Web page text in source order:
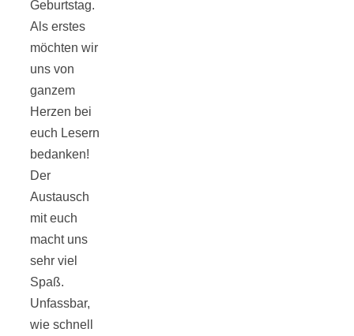
Geburtstag.
Als erstes
möchten wir
uns von
ganzem
Herzen bei
euch Lesern
bedanken!
Der
Austausch
mit euch
macht uns
sehr viel
Spaß.
Unfassbar,
wie schnell